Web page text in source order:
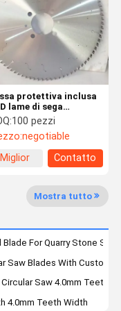
Casi
protettiva inclusa
lame di sega
75 mm per
pesante
100 pezzi
negotiable
Miglior
Contatto
Mostra tutto
For Quarry Stone
Saw Blades With Custom
Saw 4.0mm Teeth
4.0mm Teeth Width